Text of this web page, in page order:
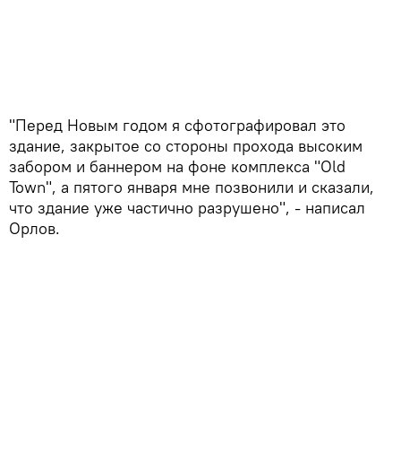
"Перед Новым годом я сфотографировал это
здание, закрытое со стороны прохода высоким
забором и баннером на фоне комплекса "Old
Town", а пятого января мне позвонили и сказали,
что здание уже частично разрушено", - написал
Орлов.